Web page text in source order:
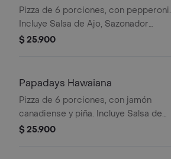
Pizza de 6 porciones, con pepperoni.
Incluye Salsa de Ajo, Sazonador
Pimienta Roja y Pepperoncini.
$ 25.900
Papadays Hawaiana
Pizza de 6 porciones, con jamón
canadiense y piña. Incluye Salsa de
Ajo, Sazonador Pimienta Roja y
$ 25.900